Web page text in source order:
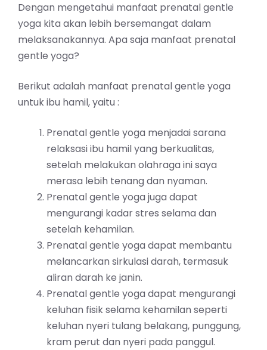
Dengan mengetahui manfaat prenatal gentle
yoga kita akan lebih bersemangat dalam
melaksanakannya. Apa saja manfaat prenatal
gentle yoga?
Berikut adalah manfaat prenatal gentle yoga
untuk ibu hamil, yaitu :
Prenatal gentle yoga menjadai sarana
relaksasi ibu hamil yang berkualitas,
setelah melakukan olahraga ini saya
merasa lebih tenang dan nyaman.
Prenatal gentle yoga juga dapat
mengurangi kadar stres selama dan
setelah kehamilan.
Prenatal gentle yoga dapat membantu
melancarkan sirkulasi darah, termasuk
aliran darah ke janin.
Prenatal gentle yoga dapat mengurangi
keluhan fisik selama kehamilan seperti
keluhan nyeri tulang belakang, punggung,
kram perut dan nyeri pada panggul.